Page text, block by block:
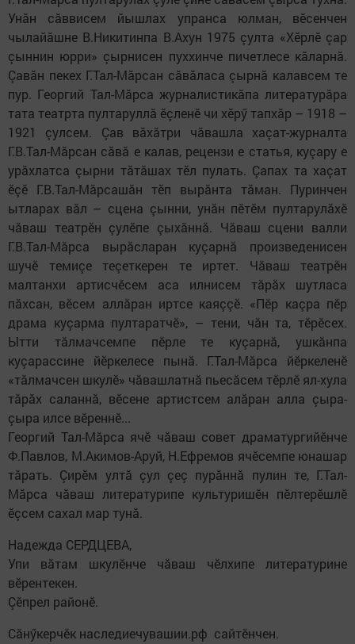
Унăн сăввисем йышлах упранса юлман, вӗсенчен
чылайăшне В.Никитинпа В.Ахун 1975 çулта «Хӗрлӗ çар
çыннин юрри» çырнисен пуххинче пичетлесе кăларнă.
Çавăн пекех Г.Тал-Мăрсан сăвăласа çырнă калавсем те
пур. Георгий Тал-Мӑрса журналистикӑпа литературӑра
тата театрта пултаруллӑ ӗçленӗ чи хӗрӳ тапхӑр – 1918 –
1921 çулсем. Çав вӑхӑтри чӑвашла хаçат-журналта
Г.В.Тал-Мӑрсан сӑвӑ е калав, рецензи е статья, куçару е
урӑхлатса çырни тӑтӑшах тӗл пулать. Çапах та хаçат
ӗçӗ Г.В.Тал-Мӑрсашӑн тӗп вырӑнта тӑман. Пуринчен
ытларах вӑл – сцена çынни, унӑн пӗтӗм пултарулӑхӗ
чӑваш театрӗн çулӗпе çыхӑннӑ. Чӑваш сцени валли
Г.В.Тал-Мӑрса вырӑсларан куçарнӑ произведенисен
шучӗ темиçе теçеткерен те иртет. Чӑваш театрӗн
малтанхи артисчӗсем аса илнисем тӑрӑх шутласа
пӑхсан, вӗсем аллӑран иртсе каяççӗ. «Пӗр каçра пӗр
драма куçарма пултаратчӗ», – тени, чӑн та, тӗрӗсех.
Ытти тăлмачсемпе пӗрле те куçарнӑ, ушкӑнпа
куçарассине йӗркелесе пынӑ. Г.Тал-Мӑрса йӗркеленӗ
«тӑлмачсен шкулӗ» чӑвашлатнӑ пьесӑсем тӗрлӗ ял-хула
тӑрӑх саланнӑ, вӗсене артистсем алӑран алла çыра-
çыра илсе вӗреннӗ...
Георгий Тал-Мӑрса ячӗ чӑваш совет драматургийӗнче
Ф.Павлов, М.Акимов-Аруй, Н.Ефремов ячӗсемпе юнашар
тӑрать. Çирӗм ултă çул çеç пурăннă пулин те, Г.Тал-
Мăрса чăваш литературипе культуришӗн пӗлтерӗшлӗ
ӗçсем сахал мар тунă.
Надежда СЕРДЦЕВА,
Упи вăтам шкулӗнче чăваш чӗлхипе литературине
вӗрентекен.
Çӗпрел районӗ.
Сăнӳкерчӗк наследиечувашии.рф сайтӗнчен.